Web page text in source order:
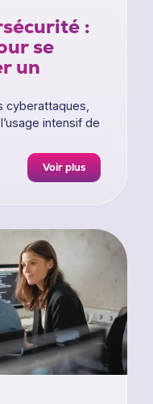
:
se
un
cyberattaques,
intensif de
Voir plus